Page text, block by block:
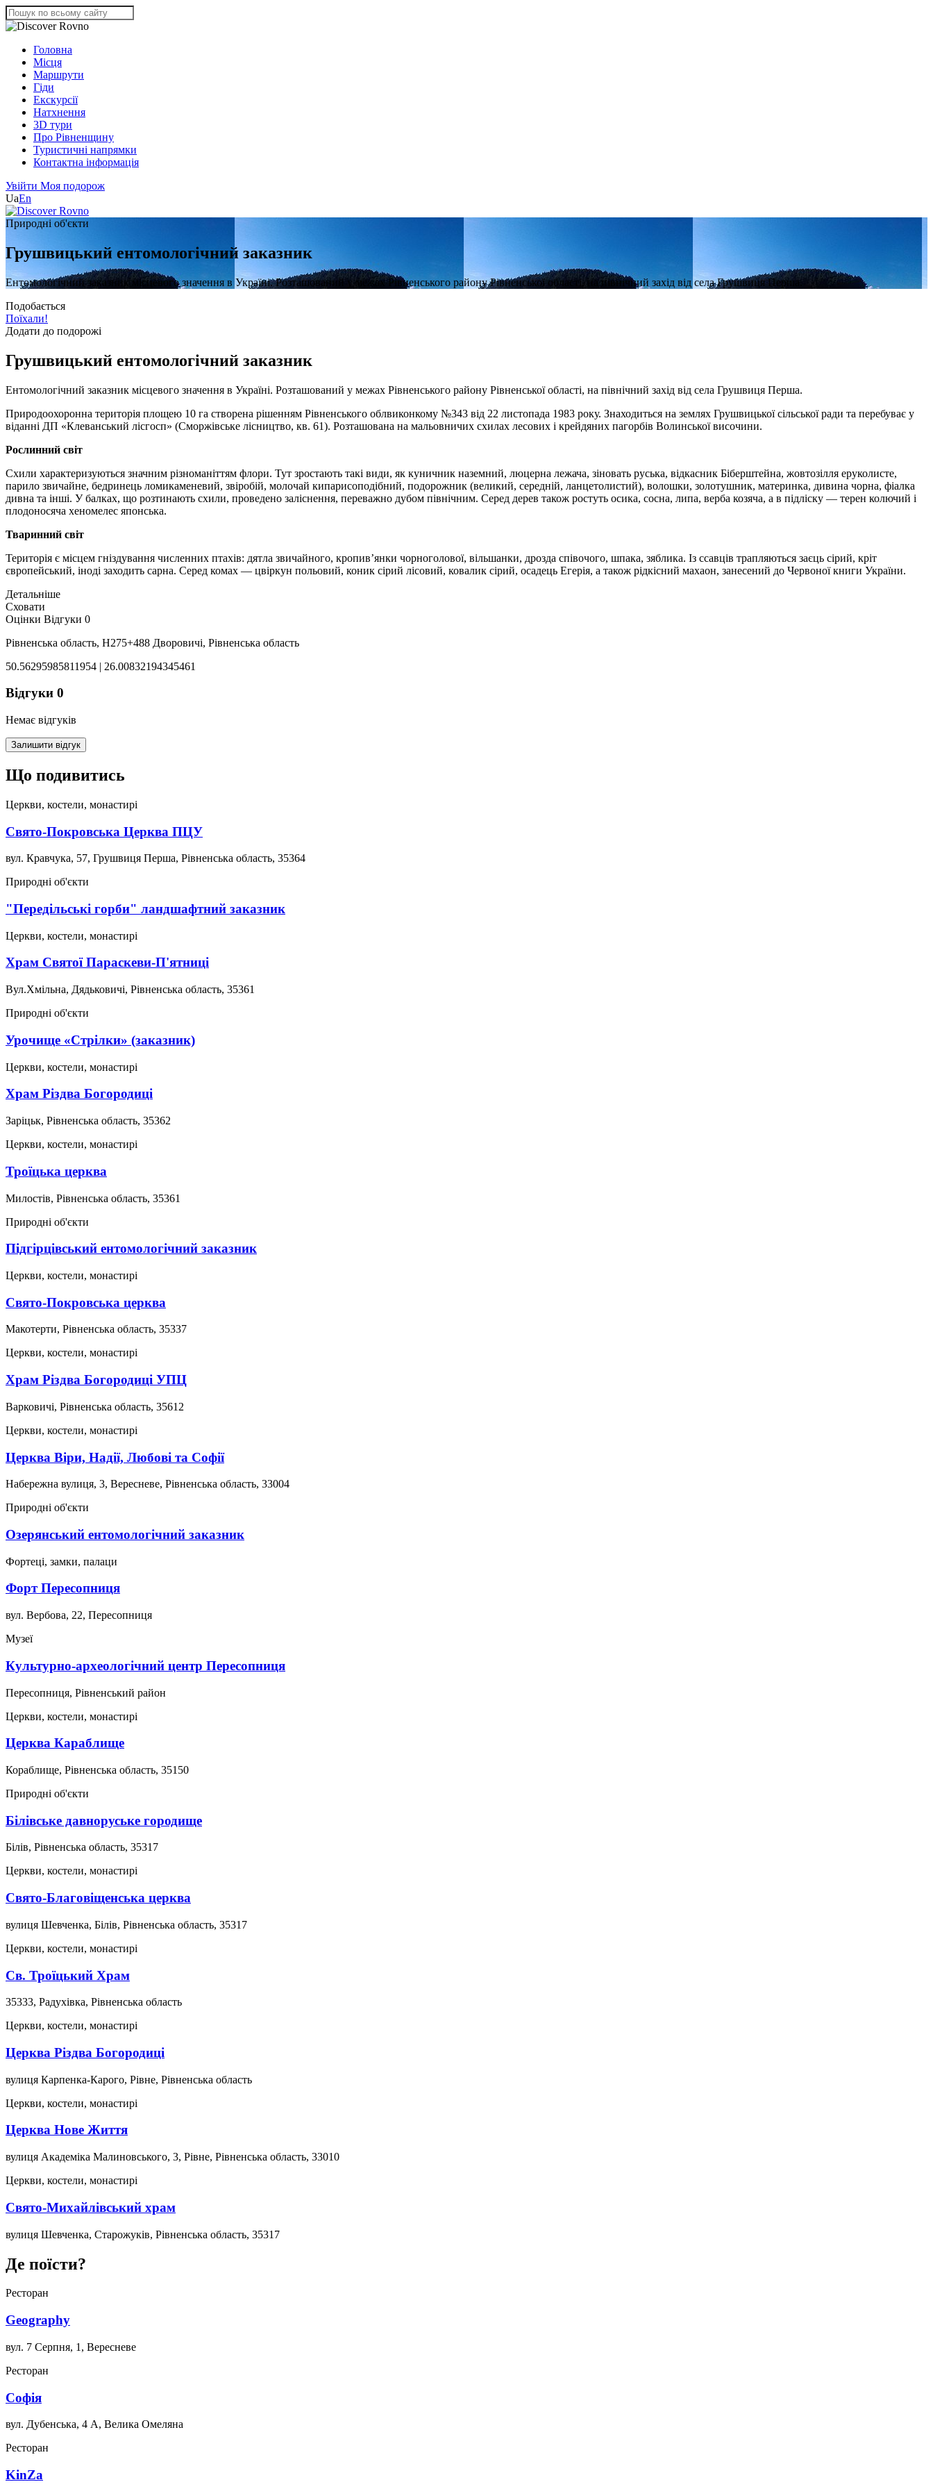
Головна
Місця
Маршрути
Гіди
Екскурсії
Натхнення
3D тури
Про Рівненщину
Туристичні напрямки
Контактна інформація
Увійти Моя подорож
UaEn
Природні об'єкти
Грушвицький ентомологічний заказник
Ентомологічний заказник місцевого значення в Україні. Розташований у межах Рівненського району Рівненської області, на північний захід від села Грушвиця Перша.
Подобається
Поїхали!
Додати до подорожі
Грушвицький ентомологічний заказник
Ентомологічний заказник місцевого значення в Україні. Розташований у межах Рівненського району Рівненської області, на північний захід від села Грушвиця Перша.
Природоохоронна територія площею 10 га створена рішенням Рівненського облвиконкому №343 від 22 листопада 1983 року. Знаходиться на землях Грушвицької сільської ради та перебуває у
віданні ДП «Клеванський лісгосп» (Сморжівське лісництво, кв. 61). Розташована на мальовничих схилах лесових і крейдяних пагорбів Волинської височини.
Рослинний світ
Схили характеризуються значним різноманіттям флори. Тут зростають такі види, як куничник наземний, люцерна лежача, зіновать руська, відкасник Біберштейна, жовтозілля еруколисте,
парило звичайне, бедринець ломикаменевий, звіробій, молочай кипарисоподібний, подорожник (великий, середній, ланцетолистий), волошки, золотушник, материнка, дивина чорна, фіалка
дивна та інші. У балках, що розтинають схили, проведено заліснення, переважно дубом північним. Серед дерев також ростуть осика, сосна, липа, верба козяча, а в підліску — терен колючий і
плодоносяча хеномелес японська.
Тваринний світ
Територія є місцем гніздування численних птахів: дятла звичайного, кропив’янки чорноголової, вільшанки, дрозда співочого, шпака, зяблика. Із ссавців трапляються заєць сірий, кріт
європейський, іноді заходить сарна. Серед комах — цвіркун польовий, коник сірий лісовий, ковалик сірий, осадець Егерія, а також рідкісний махаон, занесений до Червоної книги України.
Детальніше
Сховати
Оцінки Відгуки 0
Рівненська область, H275+488 Дворовичі, Рівненська область
50.56295985811954 | 26.00832194345461
Відгуки 0
Немає відгуків
Залишити відгук
Що подивитись
Церкви, костели, монастирі
Свято-Покровська Церква ПЦУ
вул. Кравчука, 57, Грушвиця Перша, Рівненська область, 35364
Природні об'єкти
"Передільські горби" ландшафтний заказник
Церкви, костели, монастирі
Храм Святої Параскеви-П'ятниці
Вул.Хмільна, Дядьковичі, Рівненська область, 35361
Природні об'єкти
Урочище «Стрілки» (заказник)
Церкви, костели, монастирі
Храм Різдва Богородиці
Заріцьк, Рівненська область, 35362
Церкви, костели, монастирі
Троїцька церква
Милостів, Рівненська область, 35361
Природні об'єкти
Підгірцівський ентомологічний заказник
Церкви, костели, монастирі
Свято-Покровська церква
Макотерти, Рівненська область, 35337
Церкви, костели, монастирі
Храм Різдва Богородиці УПЦ
Варковичі, Рівненська область, 35612
Церкви, костели, монастирі
Церква Віри, Надії, Любові та Софії
Набережна вулиця, 3, Вересневе, Рівненська область, 33004
Природні об'єкти
Озерянський ентомологічний заказник
Фортеці, замки, палаци
Форт Пересопниця
вул. Вербова, 22, Пересопниця
Музеї
Культурно-археологічний центр Пересопниця
Пересопниця, Рівненський район
Церкви, костели, монастирі
Церква Караблище
Кораблище, Рівненська область, 35150
Природні об'єкти
Білівське давноруське городище
Білів, Рівненська область, 35317
Церкви, костели, монастирі
Свято-Благовіщенська церква
вулиця Шевченка, Білів, Рівненська область, 35317
Церкви, костели, монастирі
Св. Троїцький Храм
35333, Радухівка, Рівненська область
Церкви, костели, монастирі
Церква Різдва Богородиці
вулиця Карпенка-Карого, Рівне, Рівненська область
Церкви, костели, монастирі
Церква Нове Життя
вулиця Академіка Малиновського, 3, Рівне, Рівненська область, 33010
Церкви, костели, монастирі
Свято-Михайлівський храм
вулиця Шевченка, Старожуків, Рівненська область, 35317
Де поїсти?
Ресторан
Geography
вул. 7 Серпня, 1, Вересневе
Ресторан
Софія
вул. Дубенська, 4 А, Велика Омеляна
Ресторан
KinZa